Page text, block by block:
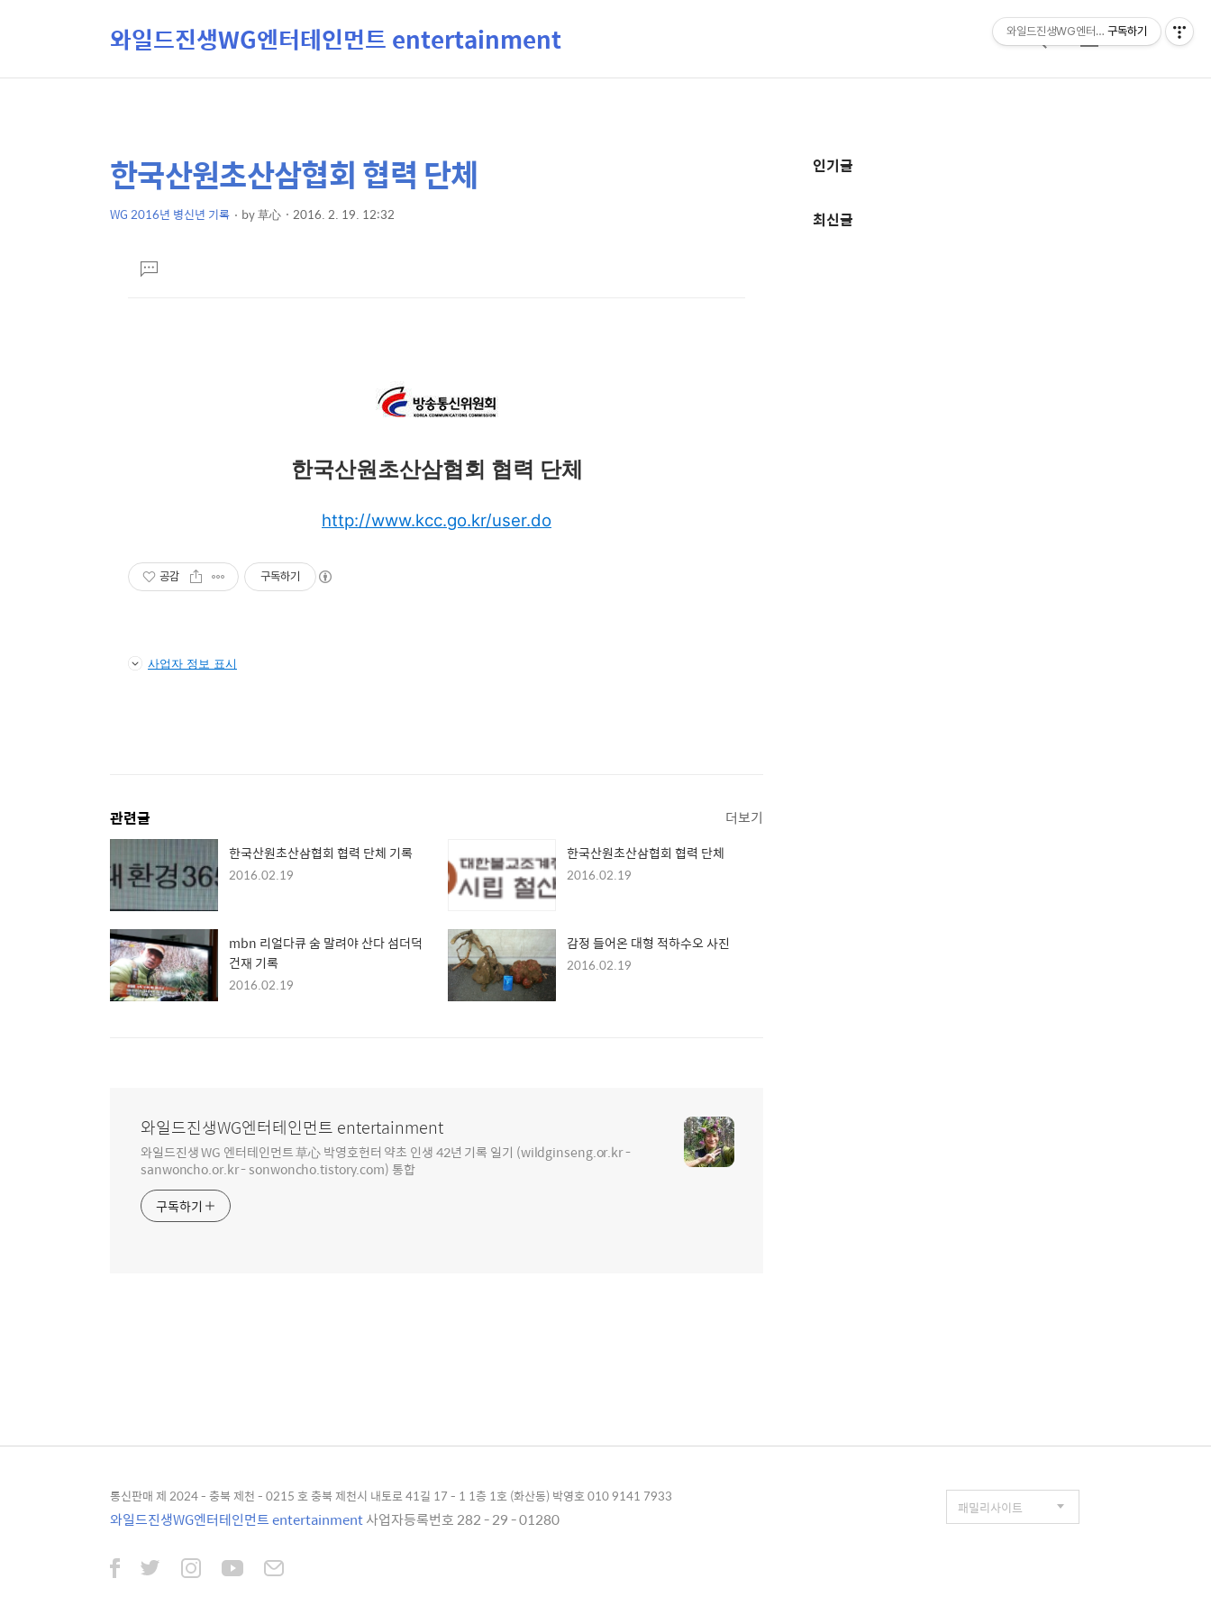
와일드진생WG엔터테인먼트 entertainment
검
메
상
세
컨
본
문
제
한국산원초산삼협회 협력 단체
WG 2016년 병신년 기록 by草心 2016. 2. 19. 12:32
댓
글
한국산원초산삼협회 협력 단체
http://www.kcc.go.kr/user.do
공감 구독하기
사업자 정보 표시
관련글 더보기
한국산원초산삼협회 협력 단체 기록
2016.02.19
한국산원초산삼협회 협력 단체
2016.02.19
mbn 리얼다큐 숨 말려야 산다 섬더덕
건재 기록
2016.02.19
감정 들어온 대형 적하수오 사진
2016.02.19
와일드진생WG엔터테인먼트 entertainment
와일드진생 WG 엔터테인먼트 草心 박영호헌터 약초 인생 42년 기록 일기 (wildginseng.or.kr -
sanwoncho.or.kr - sonwoncho.tistory.com) 통합
구독하기
추
정
인기글
최신글
통신판매 제 2024 - 충북 제천 - 0215 호 충북 제천시 내토로 41길 17 - 1 1층 1호 (화산동) 박영호 010 9141 7933
와일드진생WG엔터테인먼트 entertainment사업자등록번호 282 - 29 - 01280
와일드진생WG엔터테인먼트
구독하기